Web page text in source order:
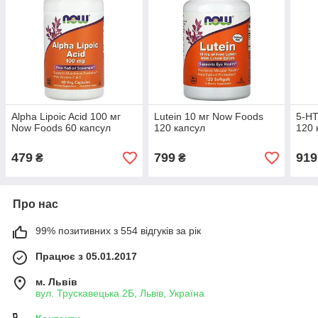
Alpha Lipoic Acid 100 мг
Now Foods 60 капсул
479 ₴
Lutein 10 мг Now Foods
120 капсул
799₴
5-
120
919
Про нас
99% позитивних з 554 відгуків за рік
Працює з 05.01.2017
м. Львів
вул. Трускавецька 2Б, Львів, Україна